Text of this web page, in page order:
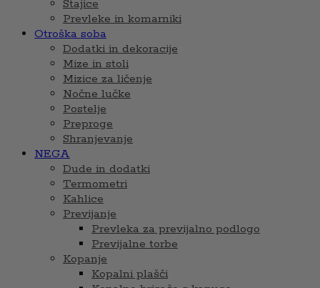
Stajice
Prevleke in komarniki
Otroška soba
Dodatki in dekoracije
Mize in stoli
Mizice za ličenje
Nočne lučke
Postelje
Preproge
Shranjevanje
NEGA
Dude in dodatki
Termometri
Kahlice
Previjanje
Prevleka za previjalno podlogo
Previjalne torbe
Kopanje
Kopalni plašči